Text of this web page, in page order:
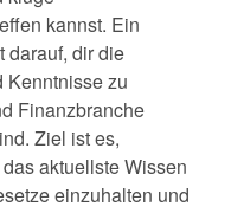
kannst. Ein
darauf, dir die
Kenntnisse zu
Finanzbranche
Ziel ist es,
aktuellste Wissen
einzuhalten und